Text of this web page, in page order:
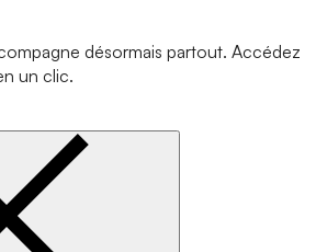
désormais partout. Accédez
un clic.